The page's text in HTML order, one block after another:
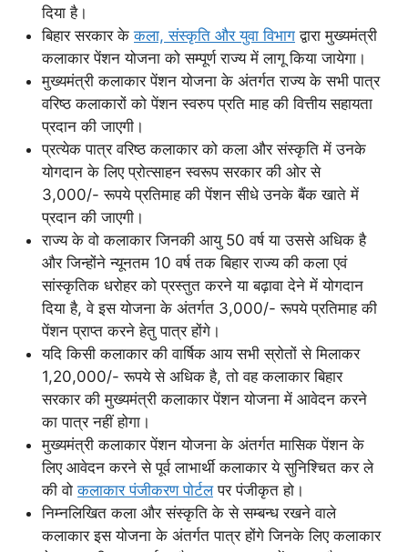
दिया है।
बिहार सरकार केकला, संस्कृति और युवा विभाग द्वारा मुख्यमंत्री
कलाकार पेंशन योजना को सम्पूर्ण राज्य में लागू किया जायेगा।
मुख्यमंत्री कलाकार पेंशन योजना के अंतर्गत राज्य के सभी पात्र
वरिष्ठ कलाकारों को पेंशन स्वरुप प्रति माह की वित्तीय सहायता
प्रदान की जाएगी।
प्रत्येक पात्र वरिष्ठ कलाकार को कला और संस्कृति में उनके
योगदान के लिए प्रोत्साहन स्वरूप सरकार की ओर से
3,000/- रूपये प्रतिमाह की पेंशन सीधे उनके बैंक खाते में
प्रदान की जाएगी।
राज्य के वो कलाकार जिनकी आयु 50 वर्ष या उससे अधिक है
और जिन्होंने न्यूनतम 10 वर्ष तक बिहार राज्य की कला एवं
सांस्कृतिक धरोहर को प्रस्तुत करने या बढ़ावा देने में योगदान
दिया है, वे इस योजना के अंतर्गत 3,000/- रूपये प्रतिमाह की
पेंशन प्राप्त करने हेतु पात्र होंगे।
यदि किसी कलाकार की वार्षिक आय सभी स्रोतों से मिलाकर
1,20,000/- रूपये से अधिक है, तो वह कलाकार बिहार
सरकार की मुख्यमंत्री कलाकार पेंशन योजना में आवेदन करने
का पात्र नहीं होगा।
मुख्यमंत्री कलाकार पेंशन योजना के अंतर्गत मासिक पेंशन के
लिए आवेदन करने से पूर्व लाभार्थी कलाकार ये सुनिश्चित कर ले
की वोकलाकार पंजीकरण पोर्टलपर पंजीकृत हो।
निम्नलिखित कला और संस्कृति के से सम्बन्ध रखने वाले
कलाकार इस योजना के अंतर्गत पात्र होंगे जिनके लिए कलाकार